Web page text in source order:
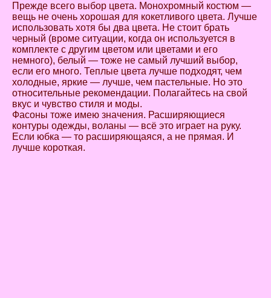
Прежде всего выбор цвета. Монохромный костюм —
вещь не очень хорошая для кокетливого цвета. Лучше
использовать хотя бы два цвета. Не стоит брать
черный (вроме ситуации, когда он используется в
комплекте с другим цветом или цветами и его
немного), белый — тоже не самый лучший выбор,
если его много. Теплые цвета лучше подходят, чем
холодные, яркие — лучше, чем пастельные. Но это
относительные рекомендации. Полагайтесь на свой
вкус и чувство стиля и моды.
Фасоны тоже имею значения. Расширяющиеся
контуры одежды, воланы — всё это играет на руку.
Если юбка — то расширяющаяся, а не прямая. И
лучше короткая.